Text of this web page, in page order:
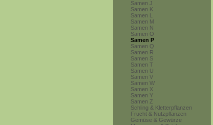
Samen J
Samen K
Samen L
Samen M
Samen N
Samen O
Samen P
Samen Q
Samen R
Samen S
Samen T
Samen U
Samen V
Samen W
Samen X
Samen Y
Samen Z
Schling & Kletterpflanzen
Frucht & Nutzpflanzen
Gemüse & Gewürze